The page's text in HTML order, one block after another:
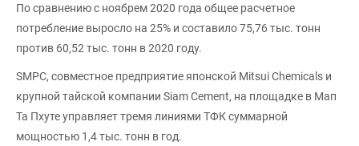
По сравнению с ноябрем 2020 года общее расчетное
потребление выросло на 25% и составило 75,76 тыс. тонн
против 60,52 тыс. тонн в 2020 году.
SMPC, совместное предприятие японской Mitsui Chemicals и
крупной тайской компании Siam Cement, на площадке в Мап
Та Пхуте управляет тремя линиями ТФК суммарной
мощностью 1,4 тыс. тонн в год.